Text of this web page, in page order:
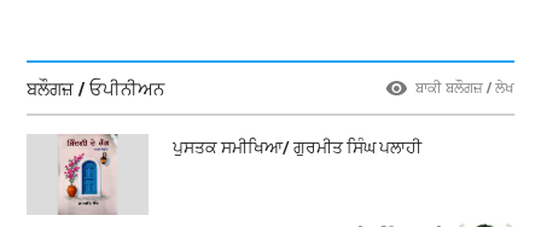
ਬਲੌਗਜ਼ / ਓਪੀਨੀਅਨ ਬਾਕੀ ਬਲੌਗਜ਼ / ਲੇਖ
ਪੁਸਤਕ ਸਮੀਖਿਆ/ ਗੁਰਮੀਤ ਸਿੰਘ ਪਲਾਹੀ